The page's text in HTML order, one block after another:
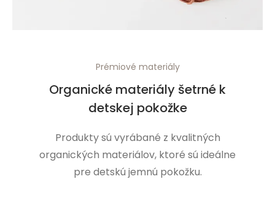
Prémiové materiály
Organické materiály šetrné k
detskej pokožke
Produkty sú vyrábané z kvalitných
organických materiálov, ktoré sú ideálne
pre detskú jemnú pokožku.